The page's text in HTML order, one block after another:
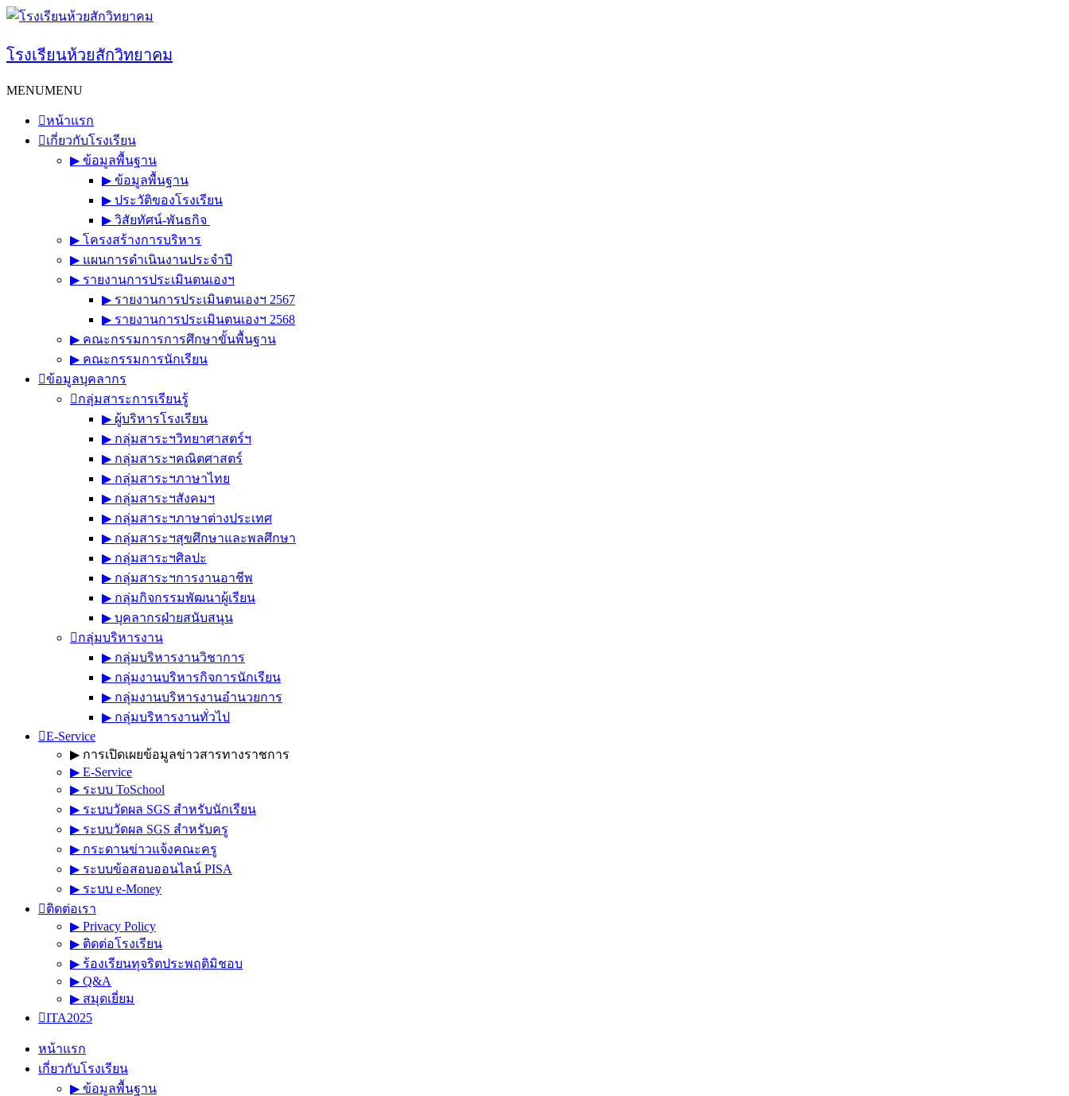
Skip
โรงเรียนห้วยสักวิทยาคม
MENUMENU
หน้าแรก
เกี่ยวกับโรงเรียน
▶︎ ข้อมูลพื้นฐาน
▶︎ ข้อมูลพื้นฐาน
▶︎ ประวัติของโรงเรียน
▶︎ วิสัยทัศน์-พันธกิจ
▶︎ โครงสร้างการบริหาร
▶︎ แผนการดำเนินงานประจำปี
▶︎ รายงานการประเมินตนเองฯ
▶︎ รายงานการประเมินตนเองฯ 2567
▶︎ รายงานการประเมินตนเองฯ 2568
▶︎ คณะกรรมการการศึกษาขั้นพื้นฐาน
▶︎ คณะกรรมการนักเรียน
ข้อมูลบุคลากร
กลุ่มสาระการเรียนรู้
▶︎ ผู้บริหารโรงเรียน
▶︎ กลุ่มสาระฯวิทยาศาสตร์ฯ
▶︎ กลุ่มสาระฯคณิตศาสตร์
▶︎ กลุ่มสาระฯภาษาไทย
▶︎ กลุ่มสาระฯสังคมฯ
▶︎ กลุ่มสาระฯภาษาต่างประเทศ
▶︎ กลุ่มสาระฯสุขศึกษาและพลศึกษา
▶︎ กลุ่มสาระฯศิลปะ
▶︎ กลุ่มสาระฯการงานอาชีพ
▶︎ กลุ่มกิจกรรมพัฒนาผู้เรียน
▶︎ บุคลากรฝ่ายสนับสนุน
กลุ่มบริหารงาน
▶︎ กลุ่มบริหารงานวิชาการ
▶︎ กลุ่มงานบริหารกิจการนักเรียน
▶︎ กลุ่มงานบริหารงานอำนวยการ
▶︎ กลุ่มบริหารงานทั่วไป
E-Service
▶︎ การเปิดเผยข้อมูลข่าวสารทางราชการ
▶︎ E-Service
▶︎ ระบบ ToSchool
▶︎ ระบบวัดผล SGS สำหรับนักเรียน
▶︎ ระบบวัดผล SGS สำหรับครู
▶︎ กระดานข่าวแจ้งคณะครู
▶︎ ระบบข้อสอบออนไลน์ PISA
▶︎ ระบบ e-Money
ติดต่อเรา
▶︎ Privacy Policy
▶︎ ติดต่อโรงเรียน
▶︎ ร้องเรียนทุจริตประพฤติมิชอบ
▶︎ Q&A
▶︎ สมุดเยี่ยม
ITA2025
หน้าแรก
เกี่ยวกับโรงเรียน
▶︎ ข้อมูลพื้นฐาน